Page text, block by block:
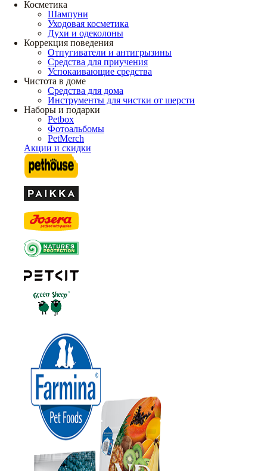
Косметика
Шампуни
Уходовая косметика
Духи и одеколоны
Коррекция поведения
Отпугиватели и антигрызины
Средства для приучения
Успокаивающие средства
Чистота в доме
Средства для дома
Инструменты для чистки от шерсти
Наборы и подарки
Petbox
Фотоальбомы
PetMerch
Акции и скидки